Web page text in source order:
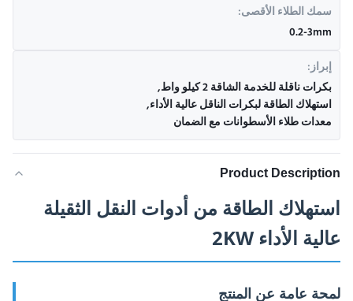
سمك الطلاء الأقصى:
0.2-3mm
إبراز:
بكرات ناقلة للخدمة الشاقة 2 كيلو واط
,
استهلاك الطاقة لبكرات الناقل عالية الأداء,
معدات طلاء الأسطوانات مع الضمان
Product Description
استهلاك الطاقة من أدوات النقل الثقيلة
عالية الأداء 2KW
لمحة عامة عن المنتج